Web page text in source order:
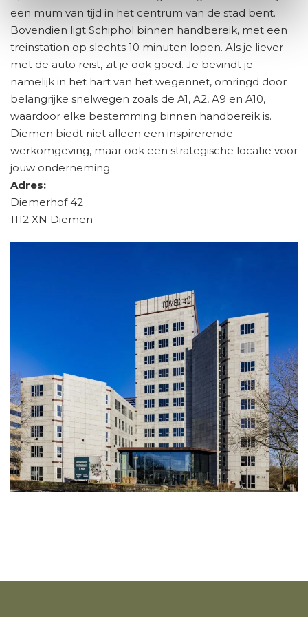
een mum van tijd in het centrum van de stad bent.
Bovendien ligt Schiphol binnen handbereik, met een
treinstation op slechts 10 minuten lopen. Als je liever
met de auto reist, zit je ook goed. Je bevindt je
namelijk in het hart van het wegennet, omringd door
belangrijke snelwegen zoals de A1, A2, A9 en A10,
waardoor elke bestemming binnen handbereik is.
Diemen biedt niet alleen een inspirerende
werkomgeving, maar ook een strategische locatie voor
jouw onderneming.
Adres:
Diemerhof 42
1112 XN Diemen